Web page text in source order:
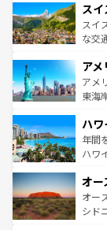
れる
を参
は、お
ドイ
リア
ティ
戦な
ンツ
スイ
スイ
な交
の建
博物
こと
ば市
着の
アメ
アメ
東海
のよ
ンメ
西部
部の
文化
しみ
ハワ
年間
ハワ
ワイ
島だ
おす
オー
オー
シド